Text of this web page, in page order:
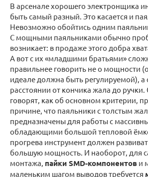
В арсенале хорошего электронщика
быть самый разный. Это касается и
Невозможно обойтись одним
С мощными паяльниками обычно
возникает: в продаже этого добра
А вот с их «младшими братьями»
правильнее говорить не о мощности
идеале должна быть регулируемой), а
расстоянии от кончика жала до
говорят, как об основном критерии,
причине, что паяльники с толстым
предназначены для работы с
обладающими большой тепловой
прогрева инструмент должен
большую мощность. И наоборот, для
монтажа, пайки SMD-компонентов и
маленьким шагом выводов требуется